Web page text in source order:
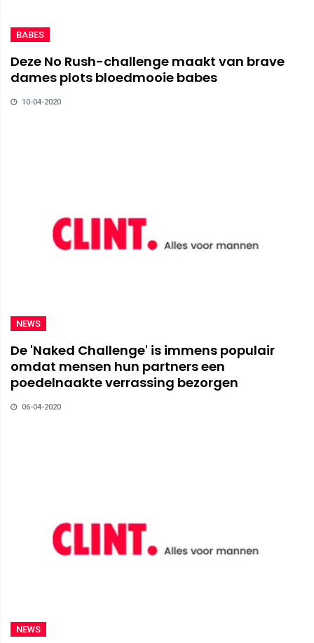
BABES
Deze No Rush-challenge maakt van brave
dames plots bloedmooie babes
10-04-2020
NEWS
De 'Naked Challenge' is immens populair
omdat mensen hun partners een
poedelnaakte verrassing bezorgen
06-04-2020
NEWS